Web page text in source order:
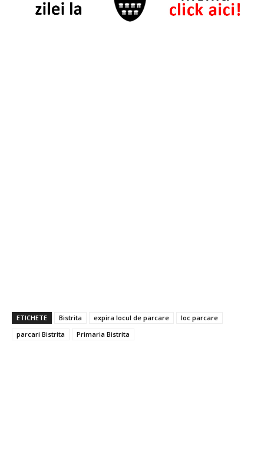
ETICHETE Bistrita expira locul de parcare
loc parcare
parcari Bistrita
Primaria Bistrita